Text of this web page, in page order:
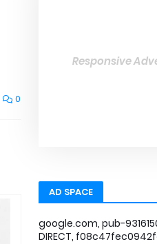
0
Responsive
AD SPACE
google.com, pub-
DIRECT,